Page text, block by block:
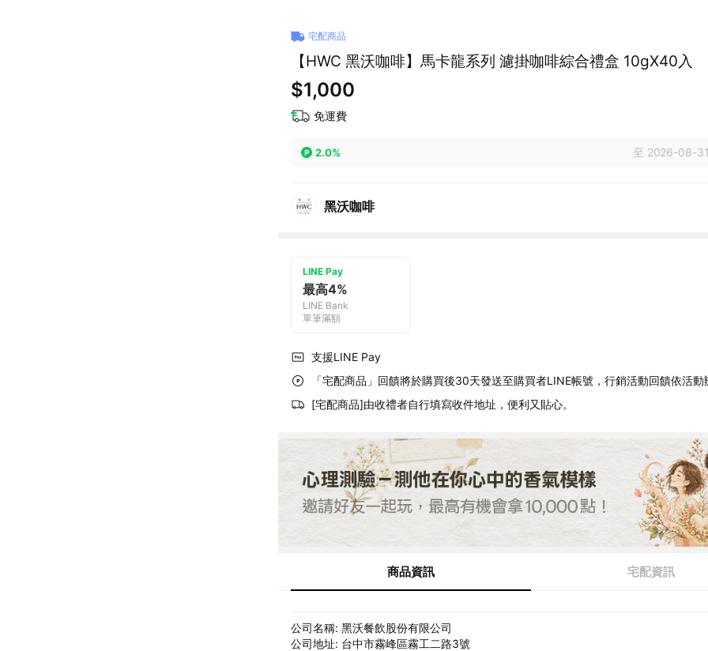
宅配商品
【HWC 黑沃咖啡】馬卡龍系列 濾掛咖啡綜合禮盒 10gX40入
$1,000
免運費
2.0% 至 2026-08-
黑沃咖啡
LINE Pay
最高4%
LINE Bank
單筆滿額
支援LINE Pay
「宅配商品」回饋將於購買後30天發送至購買者LINE帳號，行銷活動回饋依活動
[宅配商品]由收禮者自行填寫收件地址，便利又貼心。
商品資訊 宅配資訊
公司名稱: 黑沃餐飲股份有限公司
公司地址: 台中市霧峰區霧工二路3號